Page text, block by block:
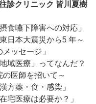
診クリニック 皆川夏樹
食嚥下障害への対応」
日本大震災から5 年～
ッセージ」
域医療」ってなんだ？
の医師を招いて～
方薬・食・感染」
宅医療は必要か？」